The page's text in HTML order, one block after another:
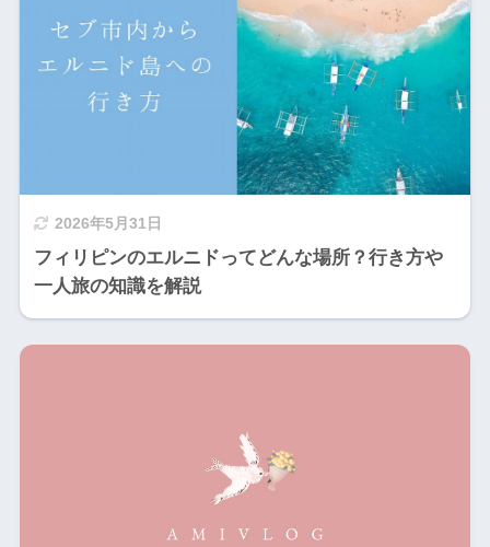
2026年5月31日
フィリピンのエルニドってどんな場所？行き方や
一人旅の知識を解説